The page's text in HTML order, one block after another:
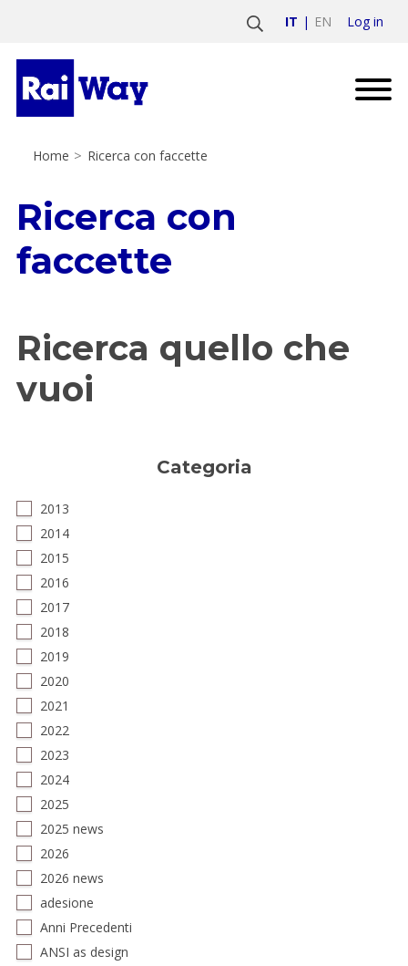
IT EN Log in
Home > Ricerca con faccette
Ricerca con
faccette
Ricerca quello che
vuoi
Categoria
2013
2014
2015
2016
2017
2018
2019
2020
2021
2022
2023
2024
2025
2025 news
2026
2026 news
adesione
Anni Precedenti
ANSI as design